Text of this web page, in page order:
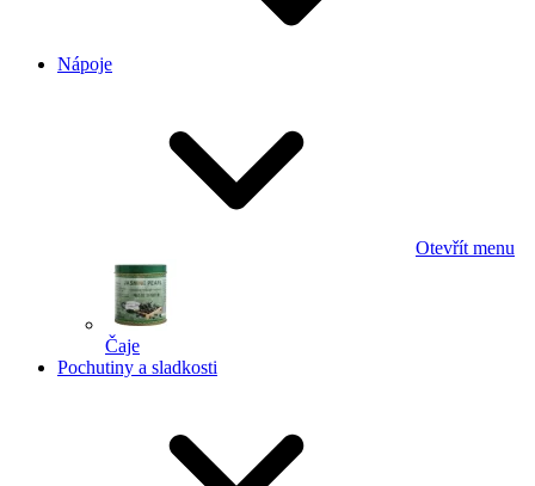
Nápoje
Otevřít menu
Čaje
Pochutiny a sladkosti